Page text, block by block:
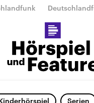
Serien